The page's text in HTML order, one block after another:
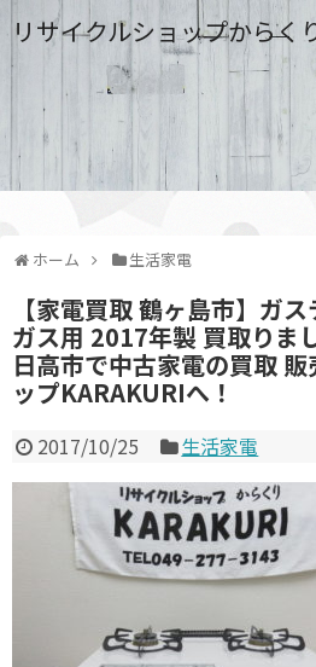
リサイクルショップからく
ホーム 生活家電
【家電買取 鶴ヶ島市】ガ
ガス用 2017年製 買取りま
日高市で中古家電の買取
ップKARAKURIへ！
2017/10/25 生活家電